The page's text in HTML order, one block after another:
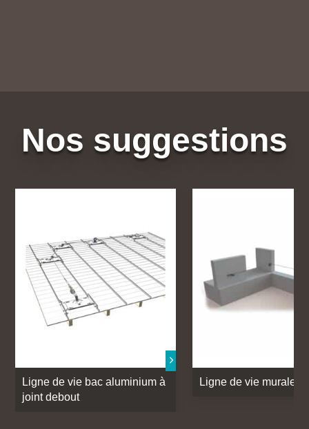
Nos suggestions
Ligne de vie bac aluminium à
joint debout
Ligne de vie murale